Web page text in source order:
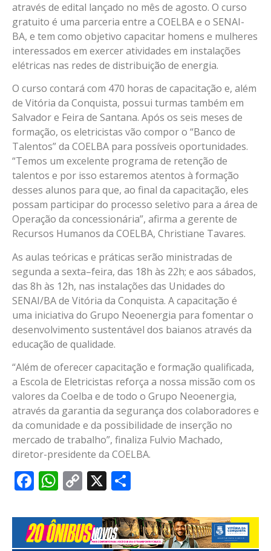
através de edital lançado no mês de agosto. O curso
gratuito é uma parceria entre a COELBA e o SENAI-
BA, e tem como objetivo capacitar homens e mulheres
interessados em exercer atividades em instalações
elétricas nas redes de distribuição de energia.
O curso contará com 470 horas de capacitação e, além
de Vitória da Conquista, possui turmas também em
Salvador e Feira de Santana. Após os seis meses de
formação, os eletricistas vão compor o “Banco de
Talentos” da COELBA para possíveis oportunidades.
“Temos um excelente programa de retenção de
talentos e por isso estaremos atentos à formação
desses alunos para que, ao final da capacitação, eles
possam participar do processo seletivo para a área de
Operação da concessionária”, afirma a gerente de
Recursos Humanos da COELBA, Christiane Tavares.
As aulas teóricas e práticas serão ministradas de
segunda a sexta–feira, das 18h às 22h; e aos sábados,
das 8h às 12h, nas instalações das Unidades do
SENAI/BA de Vitória da Conquista. A capacitação é
uma iniciativa do Grupo Neoenergia para fomentar o
desenvolvimento sustentável dos baianos através da
educação de qualidade.
“Além de oferecer capacitação e formação qualificada,
a Escola de Eletricistas reforça a nossa missão com os
valores da Coelba e de todo o Grupo Neoenergia,
através da garantia da segurança dos colaboradores e
da comunidade e da possibilidade de inserção no
mercado de trabalho”, finaliza Fulvio Machado,
diretor-presidente da COELBA.
Facebook
WhatsApp
Copy
X